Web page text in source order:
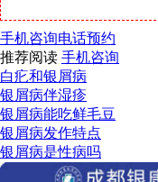
手机咨询电话预约
推荐阅读 手机咨询
白疕和银屑病
银屑病伴湿疹
银屑病能吃鲜毛豆
银屑病发作特点
银屑病是性病吗